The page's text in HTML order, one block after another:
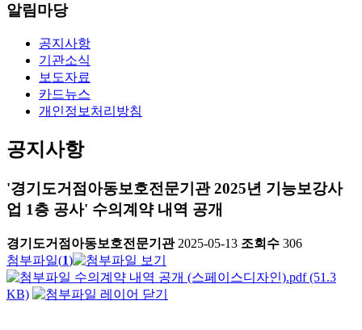
알림마당
공지사항
기관소식
보도자료
카드뉴스
개인정보처리방침
공지사항
'경기도거점아동보호전문기관 2025년 기능보강사
업 1층 공사' 수의계약 내역 공개
경기도거점아동보호전문기관 2025-05-13 조회수 306
첨부파일(1)
수의계약 내역 공개 (스페이스디자인).pdf (51.3
KB)